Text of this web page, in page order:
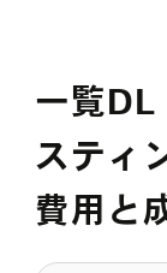
採用情報
各種ご相談
一覧DL
スティ
費用と